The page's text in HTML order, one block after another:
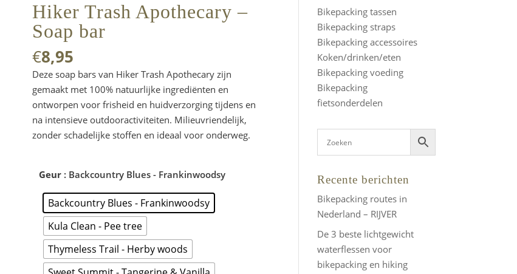
Hiker Trash Apothecary –
Soap bar
€8,95
Deze soap bars van Hiker Trash Apothecary zijn
gemaakt met 100% natuurlijke ingrediënten en
ontworpen voor frisheid en huidverzorging tijdens en
na intensieve outdooractiviteiten. Milieuvriendelijk,
zonder schadelijke stoffen en ideaal voor onderweg.
Geur : Backcountry Blues - Frankinwoodsy
Backcountry Blues - Frankinwoodsy
Kula Clean - Pee tree
Thymeless Trail - Herby woods
Bikepacking tassen
Bikepacking straps
Bikepacking accessoires
Koken/drinken/eten
Bikepacking voeding
Bikepacking
fietsonderdelen
Recente berichten
Bikepacking routes in
Nederland – RIJVER
De 3 beste lichtgewicht
waterflessen voor
bikepacking en hiking